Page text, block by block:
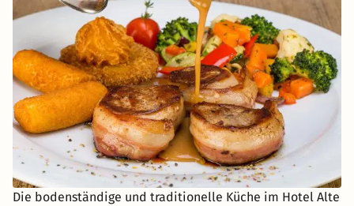
Die bodenständige und traditionelle Küche im Hotel Alte